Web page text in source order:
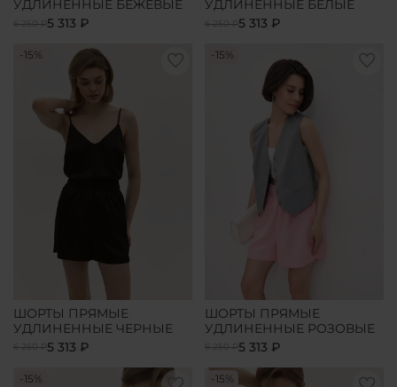
УДЛИНЕННЫЕ БЕЖЕВЫЕ
6 250 ₽5 313 ₽
УДЛИНЕННЫЕ БЕЛЫЕ
6 250 ₽5 313 ₽
-15%
ШОРТЫ ПРЯМЫЕ
УДЛИНЕННЫЕ ЧЕРНЫЕ
6 250 ₽5 313 ₽
-15%
ШОРТЫ ПРЯМЫЕ
УДЛИНЕННЫЕ РОЗОВЫЕ
6 250 ₽5 313 ₽
-15% -15%